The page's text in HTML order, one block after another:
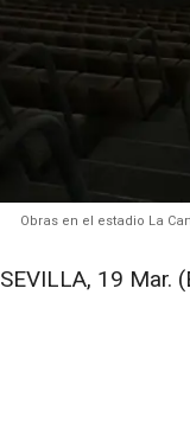
Obras en el estadio La
SEVILLA, 19 Mar.